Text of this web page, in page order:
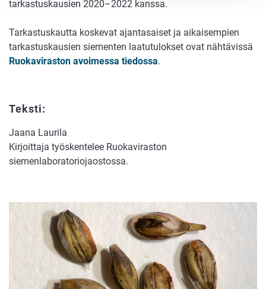
tarkastuskausien 2020–2022 kanssa.
Tarkastuskautta koskevat ajantasaiset ja aikaisempien
tarkastuskausien siementen laatutulokset ovat nähtävissä
Ruokaviraston avoimessa tiedossa.
Teksti:
Jaana Laurila
Kirjoittaja työskentelee Ruokaviraston
siemenlaboratoriojaostossa.